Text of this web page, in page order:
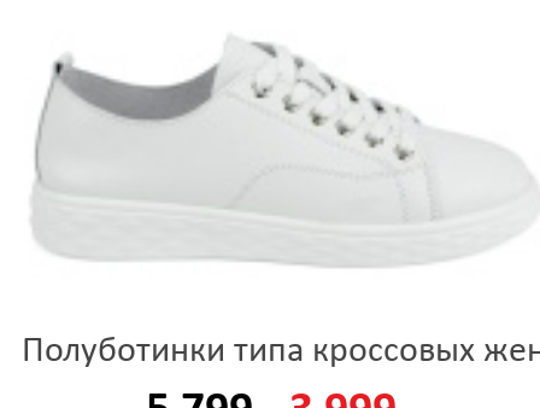
Полуботинки типа кроссовых